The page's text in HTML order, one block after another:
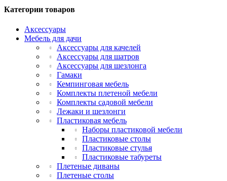
Категории товаров
Аксессуары
Мебель для дачи
Аксессуары для качелей
Аксессуары для шатров
Аксессуары для шезлонга
Гамаки
Кемпинговая мебель
Комплекты плетеной мебели
Комплекты садовой мебели
Лежаки и шезлонги
Пластиковая мебель
Наборы пластиковой мебели
Пластиковые столы
Пластиковые стулья
Пластиковые табуреты
Плетеные диваны
Плетеные столы